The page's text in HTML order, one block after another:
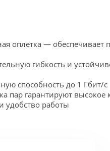
оплетка — обеспечивает
гибкость и
способность до 1 Гбит/с
гарантируют высокое
удобство работы